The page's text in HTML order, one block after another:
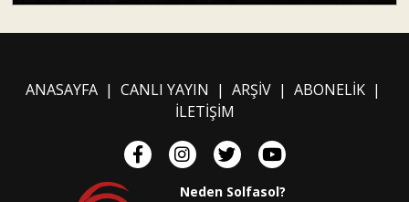
ANASAYFA| CANLI YAYIN | ARŞİV| ABONELİK|
İLETİŞİM
Neden Solfasol?